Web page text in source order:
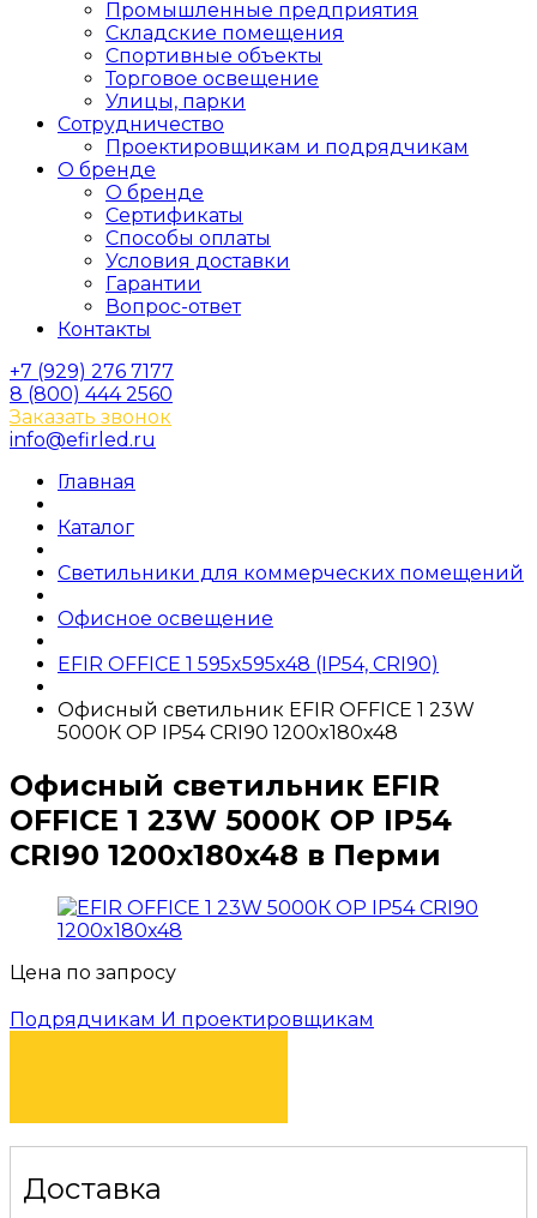
Промышленные предприятия
Складские помещения
Спортивные объекты
Торговое освещение
Улицы, парки
Сотрудничество
Проектировщикам и подрядчикам
О бренде
О бренде
Сертификаты
Способы оплаты
Условия доставки
Гарантии
Вопрос-ответ
Контакты
+7 (929) 276 7177
8 (800) 444 2560
Заказать звонок
info@efirled.ru
Главная
Каталог
Светильники для коммерческих помещений
Офисное освещение
EFIR OFFICE 1 595x595x48 (IP54, CRI90)
Офисный светильник EFIR OFFICE 1 23W
5000К OP IP54 CRI90 1200x180x48
Офисный светильник EFIR
OFFICE 1 23W 5000К OP IP54
CRI90 1200x180x48 в Перми
Цена по запросу
Подрядчикам И проектировщикам
Доставка